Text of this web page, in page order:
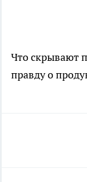
Что скрывают
правду о